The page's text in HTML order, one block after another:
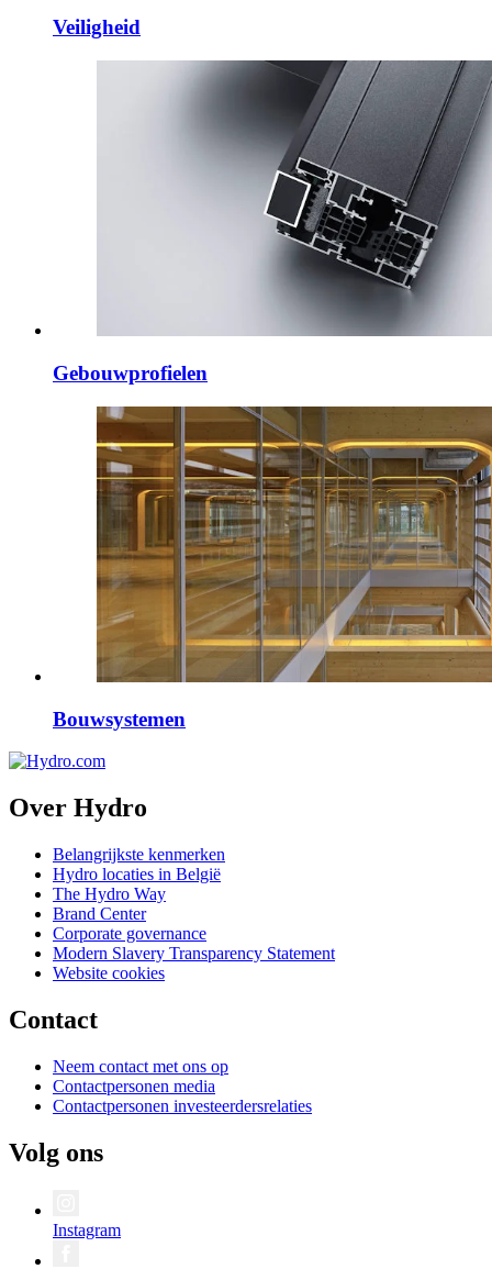
Veiligheid
Gebouwprofielen
Bouwsystemen
Over Hydro
Belangrijkste kenmerken
Hydro locaties in België
The Hydro Way
Brand Center
Corporate governance
Modern Slavery Transparency Statement
Website cookies
Contact
Neem contact met ons op
Contactpersonen media
Contactpersonen investeerdersrelaties
Volg ons
Instagram